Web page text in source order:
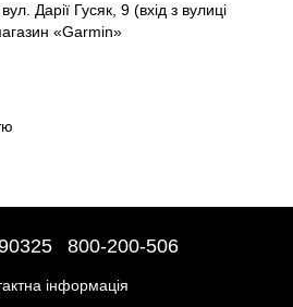
Дарії Гусяк, 9 (вхід з вулиці
«Garmin»
800-200-506
інформація